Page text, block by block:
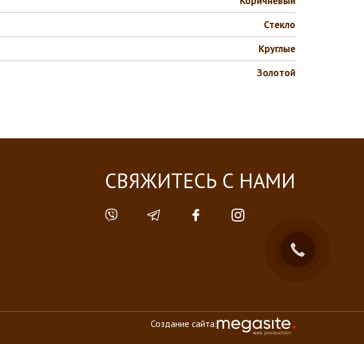
Стекло
Круглые
Золотой
СВЯЖИТЕСЬ С НАМИ
Создание сайта: